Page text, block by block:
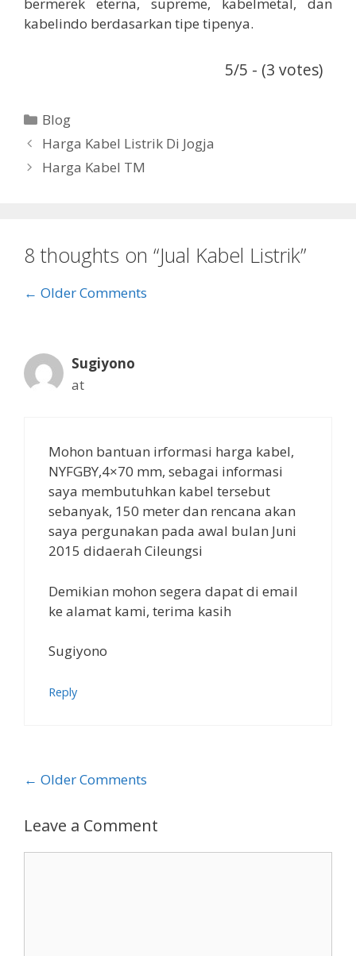
kabelindo berdasarkan tipe tipenya.
5/5 - (3 votes)
Categories
Blog
Harga Kabel Listrik Di Jogja
Harga Kabel TM
8 thoughts on “Jual Kabel Listrik”
Comment
← Older Comments
Sugiyono
at
Mohon bantuan irformasi harga kabel,
NYFGBY,4×70 mm, sebagai informasi
saya membutuhkan kabel tersebut
sebanyak, 150 meter dan rencana akan
saya pergunakan pada awal bulan Juni
2015 didaerah Cileungsi
Demikian mohon segera dapat di email
ke alamat kami, terima kasih
Sugiyono
Reply
Comment
← Older Comments
Leave a Comment